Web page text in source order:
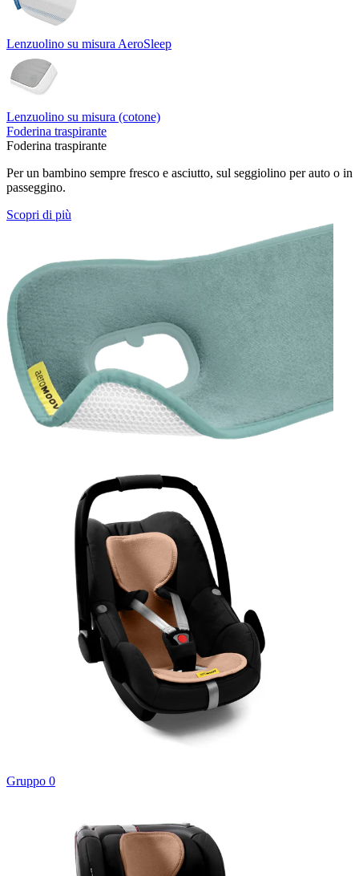
Lenzuolino su misura AeroSleep
Lenzuolino su misura (cotone)
Foderina traspirante
Foderina traspirante
Per un bambino sempre fresco e asciutto, sul seggiolino per auto o in
passeggino.
Scopri di più
Gruppo 0